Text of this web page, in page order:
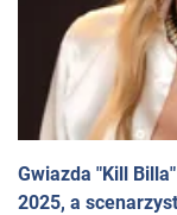
Gwiazda "Kill
2025, a